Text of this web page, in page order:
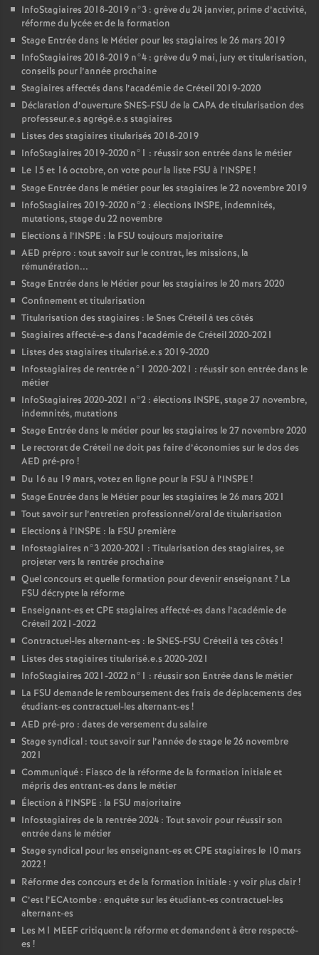
InfoStagiaires 2018-2019 n°3 : grève du 24 janvier, prime d’activité,
réforme du lycée et de la formation
Stage Entrée dans le Métier pour les stagiaires le 26 mars 2019
InfoStagiaires 2018-2019 n°4 : grève du 9 mai, jury et titularisation,
conseils pour l’année prochaine
Stagiaires affectés dans l’académie de Créteil 2019-2020
Déclaration d’ouvertureSNES-FSU de la CAPAde titularisation des
professeur.e.s agrégé.e.s stagiaires
Listes des stagiaires titularisés 2018-2019
InfoStagiaires 2019-2020 n°1 : réussir son entrée dans le métier
Le 15 et 16 octobre, on vote pour la liste FSU à l’INSPE !
Stage Entrée dans le métier pour les stagiaires le 22 novembre 2019
InfoStagiaires 2019-2020 n°2 : élections INSPE, indemnités,
mutations, stage du 22 novembre
Elections à l’INSPE : la FSU toujours majoritaire
AED prépro : tout savoir sur le contrat, les missions, la
rémunération...
Stage Entrée dans le Métier pour les stagiaires le 20 mars 2020
Confinement et titularisation
Titularisation des stagiaires : le Snes Créteil à tes côtés
Stagiaires affecté-e-s dans l’académie de Créteil 2020-2021
Listes des stagiaires titularisé.e.s 2019-2020
Infostagiaires de rentrée n°1 2020-2021 : réussir son entrée dans le
métier
InfoStagiaires 2020-2021 n°2 : élections INSPE, stage 27 novembre,
indemnités, mutations
Stage Entrée dans le métier pour les stagiaires le 27 novembre 2020
Le rectorat de Créteil ne doit pas faire d’économies sur le dos des
AED pré-pro !
Du 16 au 19 mars, votez en ligne pour la FSU à l’INSPE !
Stage Entrée dans le Métier pour les stagiaires le 26 mars 2021
Tout savoir sur l’entretien professionnel/oral de titularisation
Elections à l’INSPE : la FSU première
Infostagiaires n°3 2020-2021 : Titularisation des stagiaires, se
projeter vers la rentrée prochaine
Quel concours et quelle formation pour devenir enseignant? La
FSU décrypte la réforme
Enseignant-es etCPE stagiaires affecté-es dans l’académie de
Créteil 2021-2022
Contractuel-les alternant-es : leSNES-FSU Créteil à tes côtés !
Listes des stagiaires titularisé.e.s 2020-2021
InfoStagiaires 2021-2022 n°1 : réussir son Entrée dans le métier
La FSU demande le remboursement des frais de déplacements des
étudiant-es contractuel-les alternant-es !
AED pré-pro : dates de versement du salaire
Stage syndical : tout savoir sur l’année de stage le 26 novembre
2021
Communiqué : Fiasco de la réforme de la formation initiale et
mépris des entrant-es dans le métier
Élection à l’INSPE : la FSU majoritaire
Infostagiaires de la rentrée 2024 : Tout savoir pour réussir son
entrée dans le métier
Stage syndical pour les enseignant-es etCPE stagiaires le 10 mars
2022!
Réforme des concours et de la formation initiale : y voir plus clair!
C’est l’ECAtombe : enquête sur les étudiant-es contractuel-les
alternant-es
Les M1 MEEFcritiquent la réforme et demandent à être respecté-
es !